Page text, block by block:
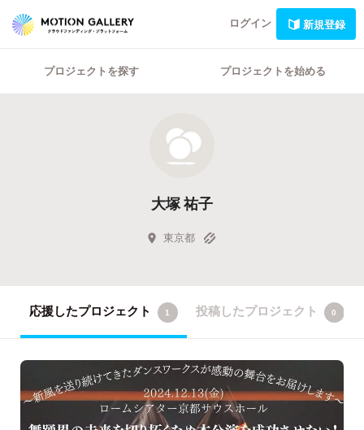
ログイン 新規登録
プロジェクトを探す プロジェクトを始める
大塚 祐子
東京都
応援したプロジェクト 1 投稿したプロジェクト 0